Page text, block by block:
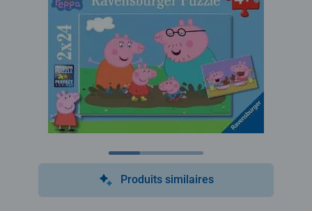
Produits similaires